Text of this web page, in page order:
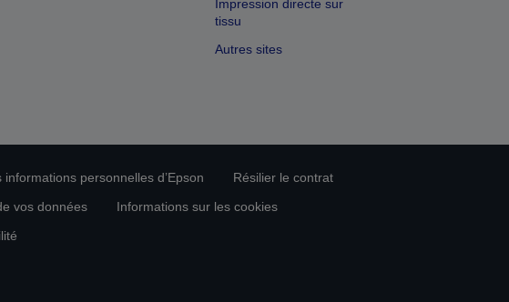
Impression directe sur
tissu
Autres sites
personnelles d’Epson
Résilier le contrat
vos données
Informations sur les cookies